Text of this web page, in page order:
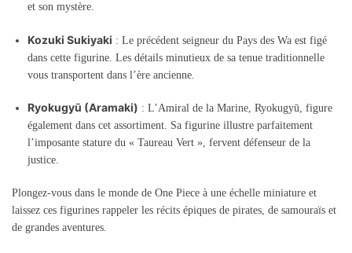
et son mystère.
Kozuki Sukiyaki : Le précédent seigneur du Pays des Wa est figé
dans cette figurine. Les détails minutieux de sa tenue traditionnelle
vous transportent dans l’ère ancienne.
Ryokugyū (Aramaki) : L’Amiral de la Marine, Ryokugyū, figure
également dans cet assortiment. Sa figurine illustre parfaitement
l’imposante stature du « Taureau Vert », fervent défenseur de la
justice.
Plongez-vous dans le monde de One Piece à une échelle miniature et
laissez ces figurines rappeler les récits épiques de pirates, de samouraïs et
de grandes aventures.